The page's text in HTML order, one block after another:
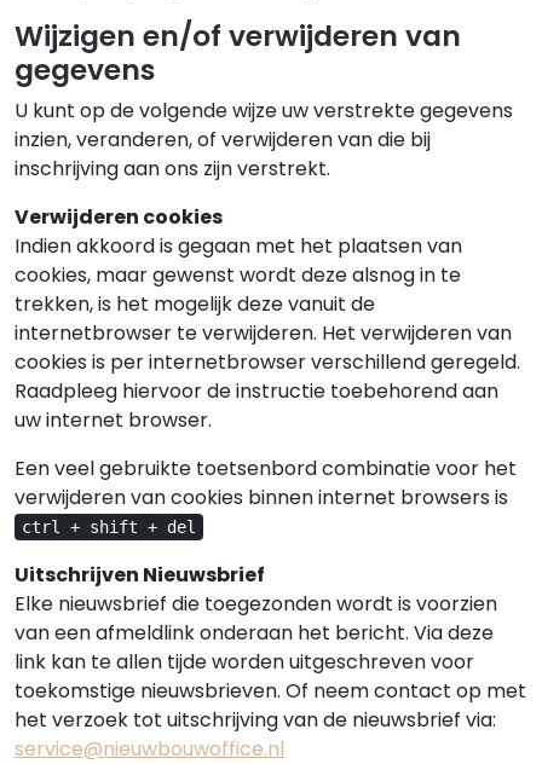
Wijzigen en/of verwijderen van
gegevens
U kunt op de volgende wijze uw verstrekte gegevens
inzien, veranderen, of verwijderen van die bij
inschrijving aan ons zijn verstrekt.
Verwijderen cookies
Indien akkoord is gegaan met het plaatsen van
cookies, maar gewenst wordt deze alsnog in te
trekken, is het mogelijk deze vanuit de
internetbrowser te verwijderen. Het verwijderen van
cookies is per internetbrowser verschillend geregeld.
Raadpleeg hiervoor de instructie toebehorend aan
uw internet browser.
Een veel gebruikte toetsenbord combinatie voor het
verwijderen van cookies binnen internet browsers is
ctrl + shift + del
Uitschrijven Nieuwsbrief
Elke nieuwsbrief die toegezonden wordt is voorzien
van een afmeldlink onderaan het bericht. Via deze
link kan te allen tijde worden uitgeschreven voor
toekomstige nieuwsbrieven. Of neem contact op met
het verzoek tot uitschrijving van de nieuwsbrief via:
service@nieuwbouwoffice.nl